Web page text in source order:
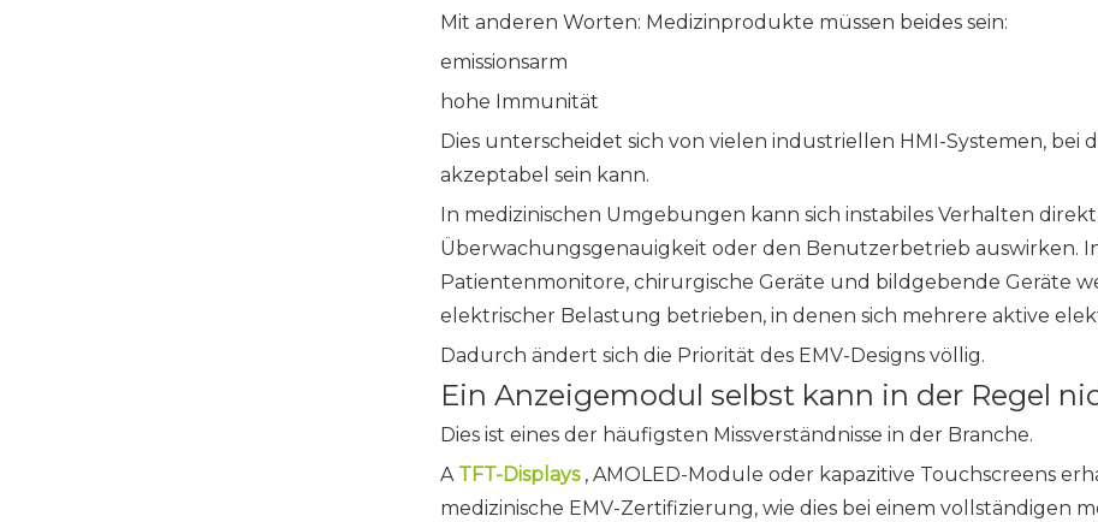
Mit anderen Worten: Medizinprodukte müssen beides sein:
emissionsarm
hohe Immunität
Dies unterscheidet sich von vielen industriellen HMI-Systemen,
akzeptabel sein kann.
In medizinischen Umgebungen kann sich instabiles Verhalten
Überwachungsgenauigkeit oder den Benutzerbetrieb auswirken.
Patientenmonitore, chirurgische Geräte und bildgebende Geräte
elektrischer Belastung betrieben, in denen sich mehrere aktive
Dadurch ändert sich die Priorität des EMV-Designs völlig.
Ein Anzeigemodul selbst kann in der Regel
Dies ist eines der häufigsten Missverständnisse in der Branche.
A TFT-Displays , AMOLED-Module oder kapazitive Touchscreens
medizinische EMV-Zertifizierung, wie dies bei einem vollständigen